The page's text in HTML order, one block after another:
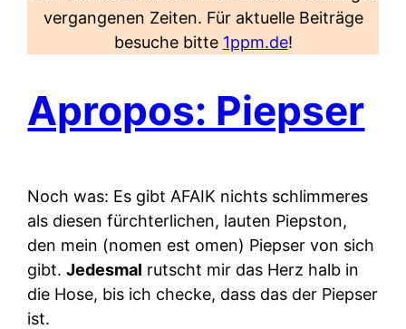
vergangenen Zeiten. Für aktuelle Beiträge
besuche bitte 1ppm.de!
Apropos: Piepser
Noch was: Es gibt AFAIK nichts schlimmeres
als diesen fürchterlichen, lauten Piepston,
den mein (nomen est omen) Piepser von sich
gibt.Jedesmal rutscht mir das Herz halb in
die Hose, bis ich checke, dass das der Piepser
ist.